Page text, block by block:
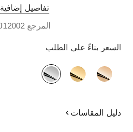
تفاصيل إضافية
المرجع J12002
السعر بناءً على الطلب
الصيغة البديلة(3)
دليل المقاسات